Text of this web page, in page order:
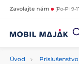
Zavolajte nám (Po-Pi 9-
Úvod Príslušenstvo